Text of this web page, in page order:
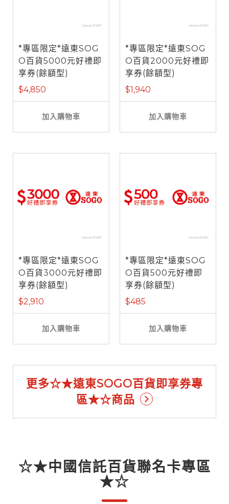
*專區限定*遠東SOG
O百貨5000元好禮即
享券(餘額型)
$4,850
加入購物車
*專區限定*遠東SOG
O百貨2000元好禮即
享券(餘額型)
$1,940
加入購物車
*專區限定*遠東SOG
O百貨3000元好禮即
享券(餘額型)
$2,910
加入購物車
*專區限定*遠東SOG
O百貨500元好禮即
享券(餘額型)
$485
加入購物車
更多☆★遠東SOGO百貨即享券專
區★☆商品
☆★中國信託百貨聯名卡專區
★☆